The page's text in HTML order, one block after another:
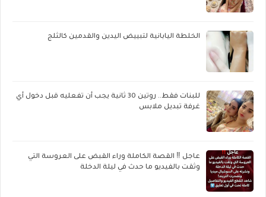
الخلطة اليابانية لتبييض اليدين والقدمين كالثلج
للبنات فقط.. روتين 30 ثانية يجب أن تفعليه قبل دخول أي
غرفة تبديل ملابس
عاجل ‼️ القصة الكاملة وراء القبض على العروسة التي
وثقت بالفيديو ما حدث في ليلة الدخلة